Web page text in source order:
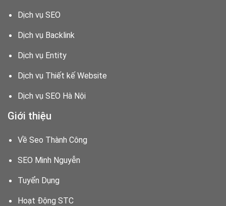
Dịch vụ SEO
Dịch vụ Backlink
Dịch vụ Entity
Dịch vụ Thiết kế Website
Dịch vụ SEO Hà Nội
Giới thiệu
Về Seo Thành Công
SEO Minh Nguyễn
Tuyển Dụng
Hoạt Động STC